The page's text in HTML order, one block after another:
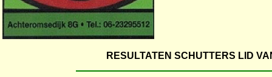
RESULTATEN SCHUTTERS LID